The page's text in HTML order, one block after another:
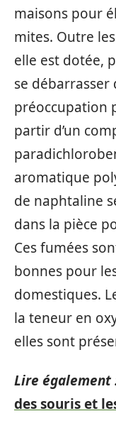
maisons pour
mites. Outre
elle est dotée,
se débarrasser
préoccupation
partir d’un
aromatique
de naphtaline
dans la pièce
Ces fumées
bonnes pour
domestiques.
la teneur en
elles sont
Lire également
des souris et